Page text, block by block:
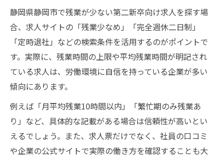
静岡県静岡市で残業が少ない第二新卒向け求人を探す場
合、求人サイトの「残業少なめ」「完全週休二日制」
「定時退社」などの検索条件を活用するのがポイントで
す。実際に、残業時間の上限や平均残業時間が明記され
ている求人は、労働環境に自信を持っている企業が多い
傾向にあります。
例えば「月平均残業10時間以内」「繁忙期のみ残業あ
り」など、具体的な記載がある場合は信頼性が高いとい
えるでしょう。また、求人票だけでなく、社員の口コミ
や企業の公式サイトで実際の働き方を確認することも大